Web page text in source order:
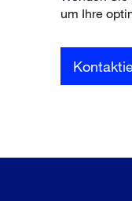
um Ihre